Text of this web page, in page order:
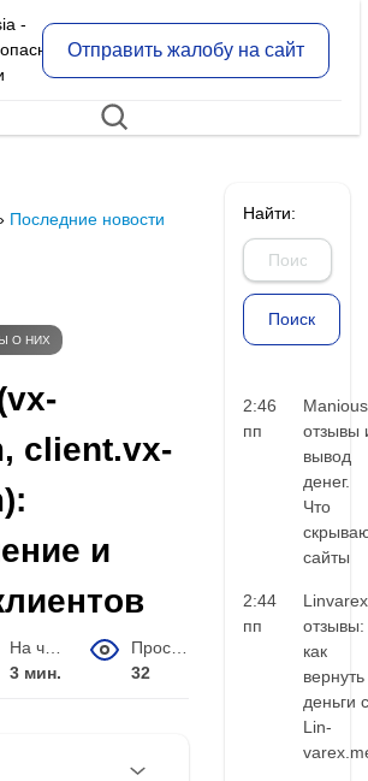
-
Отправить жалобу на сайт
Последние новости
О НИХ
client.vx-
и
3 мин.
32
Найти:
2:46
пп
Manious
отзывы
вывод
денег.
Что
сайты
2:44
пп
Linvarex
отзывы:
как
вернуть
деньги с
Lin-